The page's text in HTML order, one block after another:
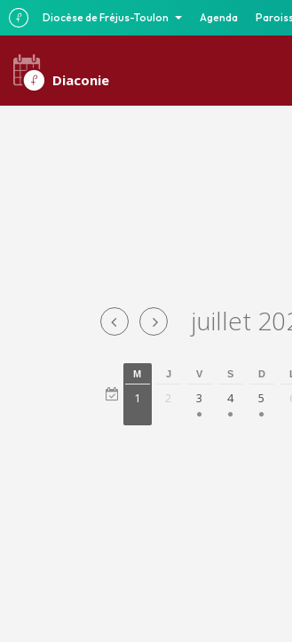
Diocèse de Fréjus-Toulon Agenda
Diaconie
juillet
M
1
J
2
V
3
S
4
D
5